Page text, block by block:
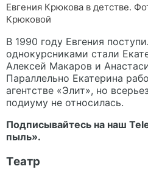
Евгения Крюкова в детстве.
Крюковой
В 1990 году Евгения
однокурсниками стали
Алексей Макаров и
Параллельно Екатерина
агентстве «Элит», но
подиуму не относилась.
Подписывайтесь на наш
пыль».
Театр